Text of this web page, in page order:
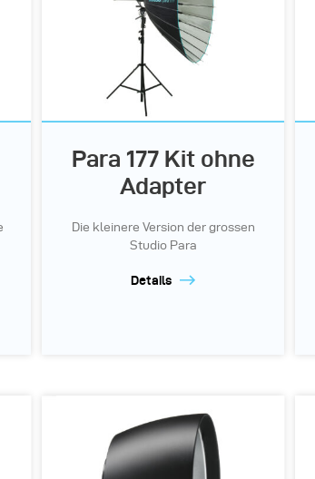
Para 177 Kit ohne
Adapter
Die kleinere Version der grossen
Studio Para
Details